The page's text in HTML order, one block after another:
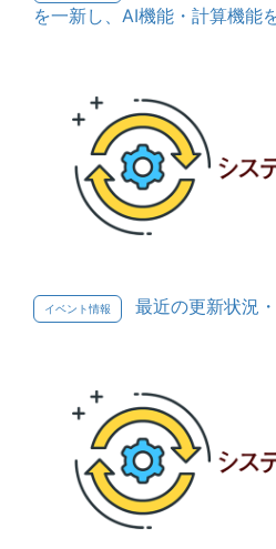
を一新し、AI機能・計算機能
イベント情報 最近の更新状況